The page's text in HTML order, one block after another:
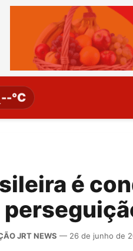
--°C
é
JRT NEWS — 26 de junho de